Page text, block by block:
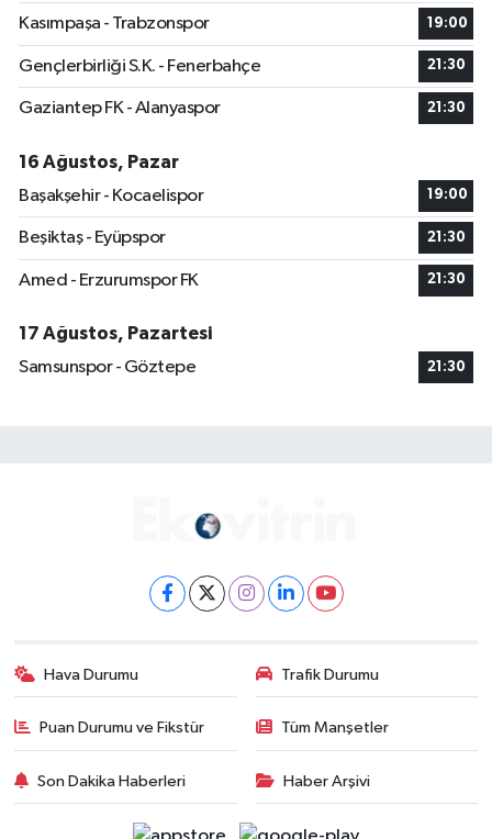
Kasımpaşa - Trabzonspor 19:00
Gençlerbirliği S.K. - Fenerbahçe 21:30
Gaziantep FK - Alanyaspor 21:30
16 Ağustos, Pazar
Başakşehir - Kocaelispor
19:00
Beşiktaş - Eyüpspor 21:30
Amed - Erzurumspor FK 21:30
17 Ağustos, Pazartesi
Samsunspor - Göztepe
21:30
Hava Durumu Trafik Durumu
Puan Durumu ve Fikstür Tüm Manşetler
Son Dakika Haberleri Haber Arşivi